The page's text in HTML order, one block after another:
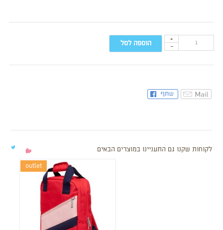
-
+ הוספה לסל
לקוחות שקנו גם התעניינו במוצרים הבאים
outlet